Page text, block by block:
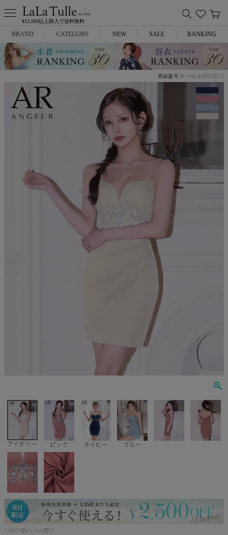
¥12,000以上購入で送料無料
BRAND
Anella
ROBE de FLEURS
ANIER.
JENNNY
COMEX
Rechercher
Pleaser
CATEGORY
ミニドレス
ロングドレス
アウター
NEW SALE RANKING
商品番号 ar-md-ar26318z1
アイボリー ピンク ネイビー ブルー
XSあり!程よいsexy感♡